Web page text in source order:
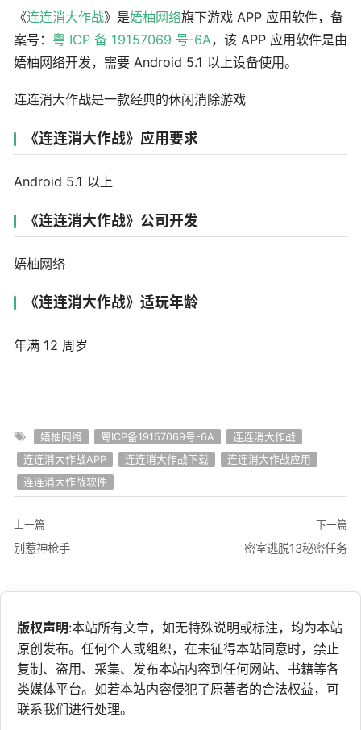
《连连消大作战》是娪柚网络旗下游戏 APP 应用软件，备
案号： 粤 ICP 备 19157069 号-6A，该 APP 应用软件是由
娪柚网络开发，需要 Android 5.1 以上设备使用。
连连消大作战是一款经典的休闲消除游戏
《连连消大作战》应用要求
Android 5.1 以上
《连连消大作战》公司开发
娪柚网络
《连连消大作战》适玩年龄
年满 12 周岁
娪柚网络 粤ICP备19157069号-6A
连连消大作战
连连消大作战APP
连连消大作战下载
连连消大作战应用
连连消大作战软件
上一篇
别惹神枪手
下一篇
密室逃脱13秘密任务
版权声明:本站所有文章，如无特殊说明或标注，均为本站
原创发布。任何个人或组织，在未征得本站同意时，禁止
复制、盗用、采集、发布本站内容到任何网站、书籍等各
类媒体平台。如若本站内容侵犯了原著者的合法权益，可
联系我们进行处理。